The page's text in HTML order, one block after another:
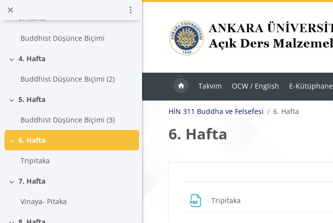
Ana içeriğe git
Daralt
Buddhist Düşünce Biçimi
Daralt
4. Hafta
Buddhist Düşünce Biçimi (2)
Daralt
5. Hafta
Buddhist Düşünce Biçimi (3)
Daralt
6. Hafta
Tripitaka
Daralt
7. Hafta
Vinaya- Pitaka
Takvim OCW / English E-Kütüphane
HİN 311 Buddha ve Felsefesi 6. Hafta
6. Hafta
Bloklar
Bölüm anahatları
Tripitaka